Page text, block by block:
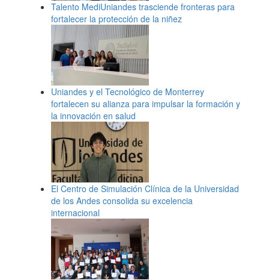
Talento MediUniandes trasciende fronteras para
fortalecer la protección de la niñez
Uniandes y el Tecnológico de Monterrey
fortalecen su alianza para impulsar la formación y
la innovación en salud
El Centro de Simulación Clínica de la Universidad
de los Andes consolida su excelencia
internacional